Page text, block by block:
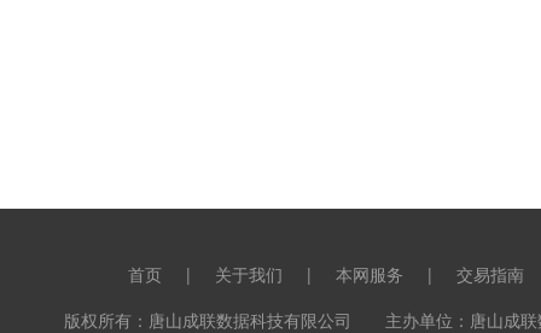
首页 | 关于我们 | 本网服务 |
交易指南
版权所有：唐山成联数据科技有限公司 主办单位：唐山成